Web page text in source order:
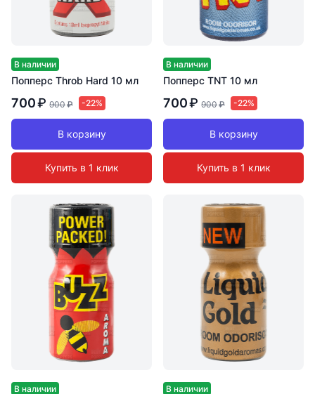
В наличии
Попперс Throb Hard 10 мл
700₽ 900₽ -22%
В корзину
Купить в 1 клик
В наличии
Попперс TNT 10 мл
700₽ 900₽ -22%
В корзину
Купить в 1 клик
В наличии В наличии